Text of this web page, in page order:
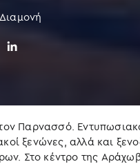
Διαμονή
e
d
n
Παρνασσό.
ξενώνες, αλλά και
Στο κέντρο της